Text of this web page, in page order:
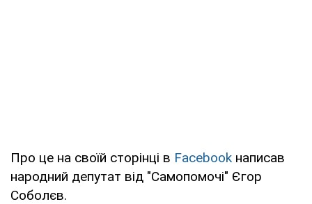
Про це на своїй сторінці в Facebook написав
народний депутат від "Самопомочі" Єгор
Соболєв.